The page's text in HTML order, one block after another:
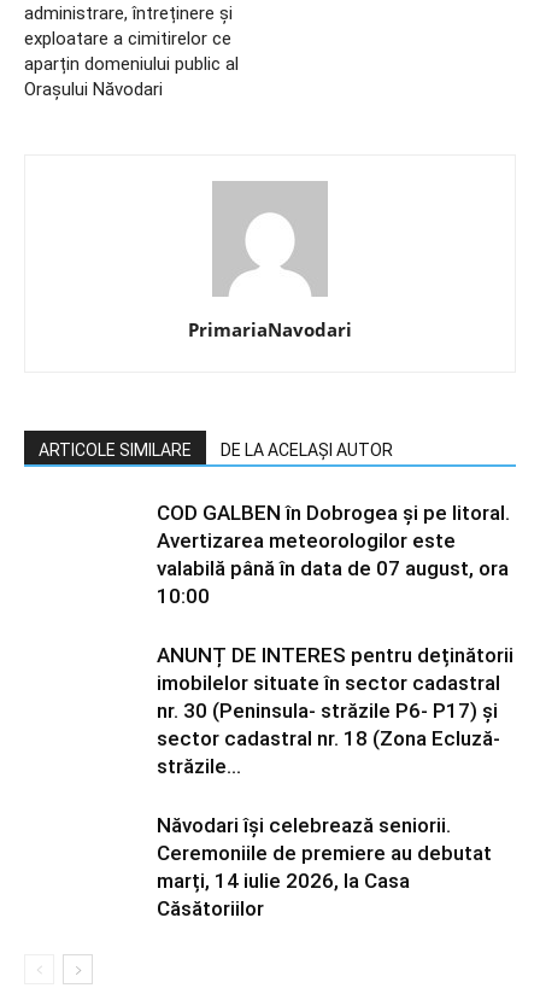
administrare, întreținere și
exploatare a cimitirelor ce
aparțin domeniului public al
Orașului Năvodari
PrimariaNavodari
ARTICOLE SIMILARE DE LA ACELAȘI AUTOR
COD GALBEN în Dobrogea și pe litoral.
Avertizarea meteorologilor este
valabilă până în data de 07 august, ora
10:00
ANUNȚ DE INTERES pentru deținătorii
imobilelor situate în sector cadastral
nr. 30 (Peninsula- străzile P6- P17) și
sector cadastral nr. 18 (Zona Ecluză-
străzile...
Năvodari își celebrează seniorii.
Ceremoniile de premiere au debutat
marți, 14 iulie 2026, la Casa
Căsătoriilor